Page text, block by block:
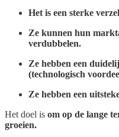
Het is een sterke
Ze kunnen hun
verdubbelen.
Ze hebben een
(technologisch
Ze hebben een
Het doel is om op de lange
groeien.